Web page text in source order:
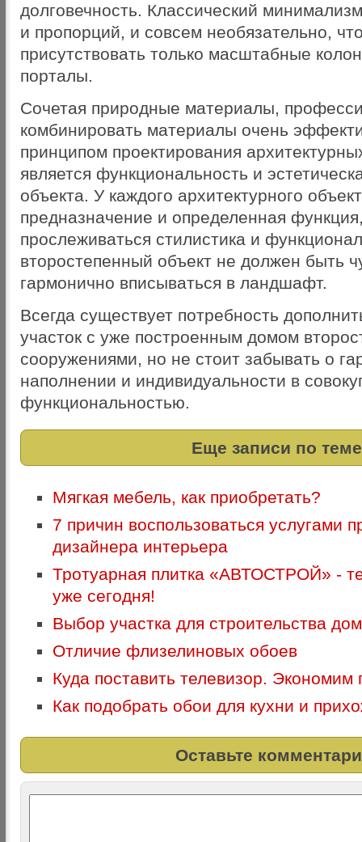
долговечность. Классический
и пропорций, и совсем необязательно,
присутствовать только масштабные
порталы.
Сочетая природные материалы,
комбинировать материалы очень
принципом проектирования
является функциональность и
объекта. У каждого архитектурного
предназначение и определенная
прослеживаться стилистика и
второстепенный объект не должен быть
гармонично вписываться в ландшафт.
Всегда существует потребность
участок с уже построенным домом
сооружениями, но не стоит забывать о
наполнении и индивидуальности в
функциональностью.
Еще записи по теме
Мягкая мебель, как приобретать?
7 причин воспользоваться услугами
дизайнера интерьера
Тротуарная плитка «АВТОСТРОЙ» -
уже сегодня!
Выбор участка для строительства
Отличие флизелиновых обоев
Куда поставить телевизор. Экономим
Как подобрать обои для кухни и
Оставьте